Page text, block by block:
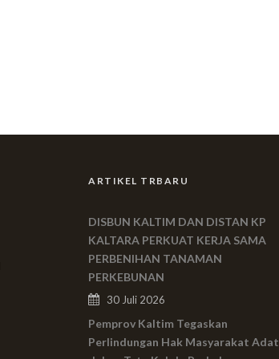
ARTIKEL TRBARU
DISBUN KALTIM DAN DISTAN KP
KALTARA PERKUAT KERJA SAMA
PERBENIHAN TANAMAN
PERKEBUNAN
30 Juli 2026
Pemprov Kaltim Tegaskan
Perlindungan Hak Masyarakat Adat